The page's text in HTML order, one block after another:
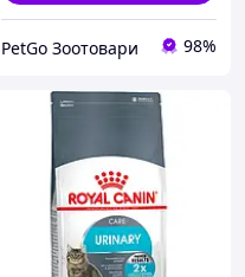
PetGo Зоотовари 98%